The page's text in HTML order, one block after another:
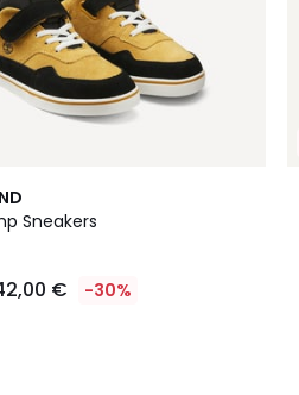
Sneakers
€ -30%